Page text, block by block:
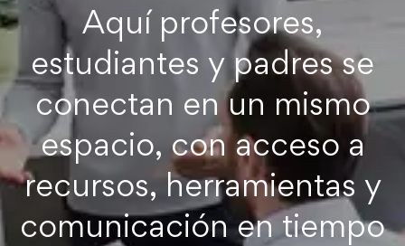
Aquí profesores,
estudiantes y padres se
conectan en un mismo
espacio, con acceso a
recursos, herramientas y
comunicación en tiempo